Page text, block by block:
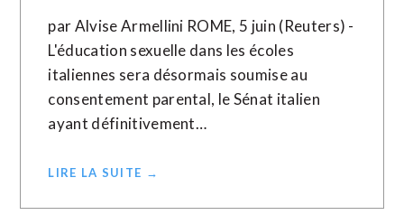
par Alvise Armellini ROME, 5 juin (Reuters) -
L'éducation sexuelle dans les écoles
italiennes sera désormais soumise au
consentement parental, le Sénat italien
ayant définitivement…
LIRE LA SUITE →